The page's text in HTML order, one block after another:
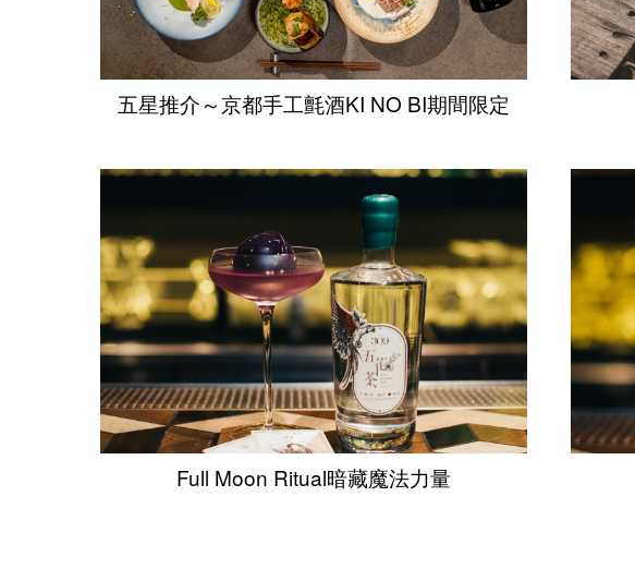
五星推介～京都手工氈酒KI NO BI期間限定
Full Moon Ritual暗藏魔法力量